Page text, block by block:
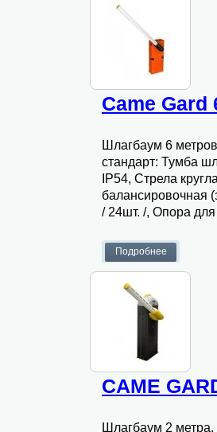
Came Gard
Шлагбаум 6
стандарт: Тумба
IP54, Стрела
балансировочная
/ 24шт. /, Опора
CAME
Шлагбаум 2 метра,